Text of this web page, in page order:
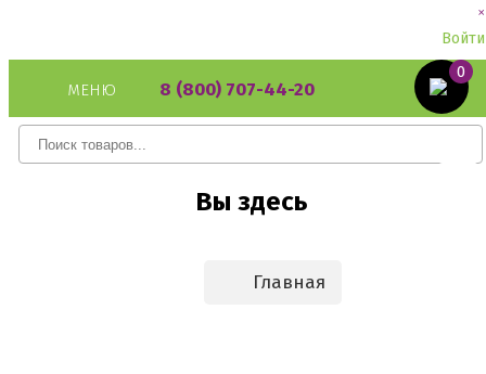
×
Войти
МЕНЮ 8 (800) 707-44-20
0
Вы здесь
Главная